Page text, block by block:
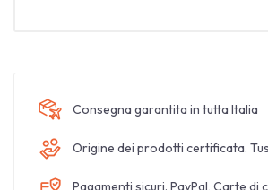
Consegna garantita in tutta Italia
Origine dei prodotti certificata.
Pagamenti sicuri. PayPal, Carte di